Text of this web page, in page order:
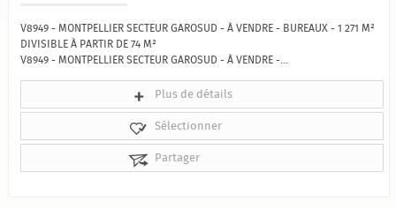
V8949 - MONTPELLIER SECTEUR GAROSUD - À VENDRE - BUREAUX - 1 271 M²
DIVISIBLE À PARTIR DE 74 M²
V8949 - MONTPELLIER SECTEUR GAROSUD - À VENDRE -...
Plus de détails
Sélectionner
Partager